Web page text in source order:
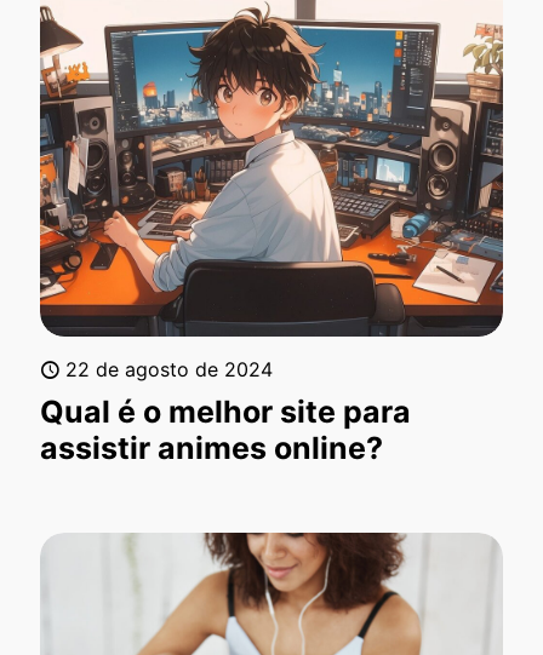
22 de agosto de 2024
Qual é o melhor site para
assistir animes online?